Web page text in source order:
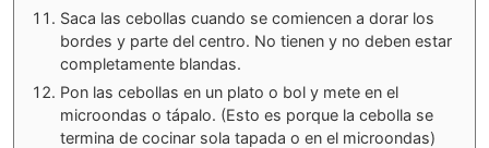
Saca las cebollas cuando se comiencen a dorar los
bordes y parte del centro. No tienen y no deben estar
completamente blandas.
Pon las cebollas en un plato o bol y mete en el
microondas o tápalo. (Esto es porque la cebolla se
termina de cocinar sola tapada o en el microondas)